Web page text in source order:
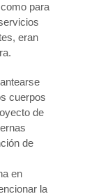
para
eran
cuerpos
de
de
en
la